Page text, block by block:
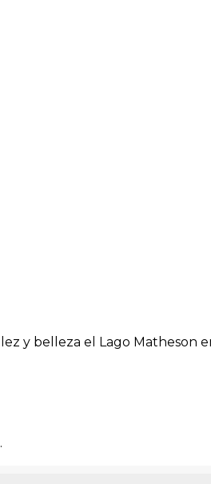
y belleza el Lago Matheson